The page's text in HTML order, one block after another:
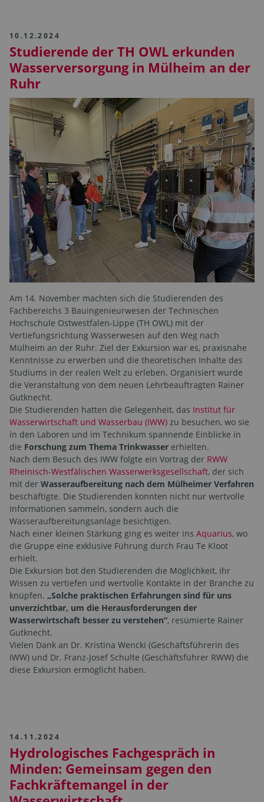
10.12.2024
Studierende der TH OWL erkunden
Wasserversorgung in Mülheim an der
Ruhr
Am 14. November machten sich die Studierenden des
Fachbereichs 3 Bauingenieurwesen der Technischen
Hochschule Ostwestfalen-Lippe (TH OWL) mit der
Vertiefungsrichtung Wasserwesen auf den Weg nach
Mülheim an der Ruhr. Ziel der Exkursion war es, praxisnahe
Kenntnisse zu erwerben und die theoretischen Inhalte des
Studiums in der realen Welt zu erleben. Organisiert wurde
die Veranstaltung von dem neuen Lehrbeauftragten Rainer
Gutknecht.
Die Studierenden hatten die Gelegenheit, das Institut für
Wasserwirtschaft und Wasserbau (IWW) zu besuchen, wo sie
in den Laboren und im Technikum spannende Einblicke in
die Forschung zum Thema Trinkwasser erhielten.
Nach dem Besuch des IWW folgte ein Vortrag der RWW
Rheinisch-Westfälischen Wasserwerksgesellschaft, der sich
mit der Wasseraufbereitung nach dem Mülheimer Verfahren
beschäftigte. Die Studierenden konnten nicht nur wertvolle
Informationen sammeln, sondern auch die
Wasseraufbereitungsanlage besichtigen.
Nach einer kleinen Stärkung ging es weiter ins Aquarius, wo
die Gruppe eine exklusive Führung durch Frau Te Kloot
erhielt.
Die Exkursion bot den Studierenden die Möglichkeit, ihr
Wissen zu vertiefen und wertvolle Kontakte in der Branche zu
knüpfen. „Solche praktischen Erfahrungen sind für uns
unverzichtbar, um die Herausforderungen der
Wasserwirtschaft besser zu verstehen“, resümierte Rainer
Gutknecht.
Vielen Dank an Dr. Kristina Wencki (Geschäftsführerin des
IWW) und Dr. Franz-Josef Schulte (Geschäftsführer RWW) die
diese Exkursion ermöglicht haben.
14.11.2024
Hydrologisches Fachgespräch in
Minden: Gemeinsam gegen den
Fachkräftemangel in der